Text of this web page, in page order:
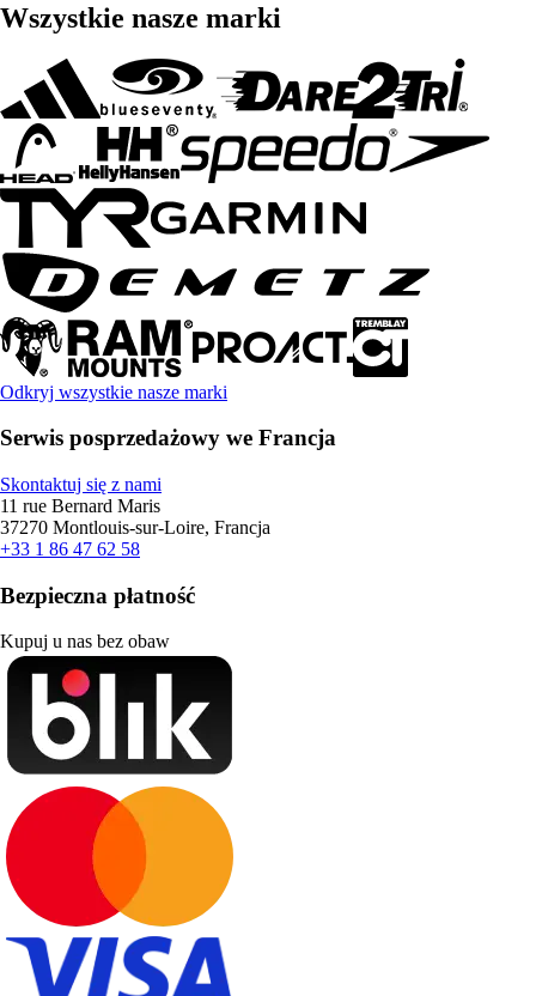
Wszystkie nasze marki
Odkryj wszystkie nasze marki
Serwis posprzedażowy we Francja
Skontaktuj się z nami
11 rue Bernard Maris
37270 Montlouis-sur-Loire, Francja
+33 1 86 47 62 58
Bezpieczna płatność
Kupuj u nas bez obaw